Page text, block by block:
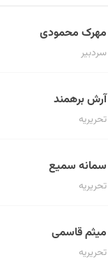
مهرک محمودی
سردبیر
آرش برهمند
تحریریه
سمانه سمیع
تحریریه
میثم قاسمی
تحریریه